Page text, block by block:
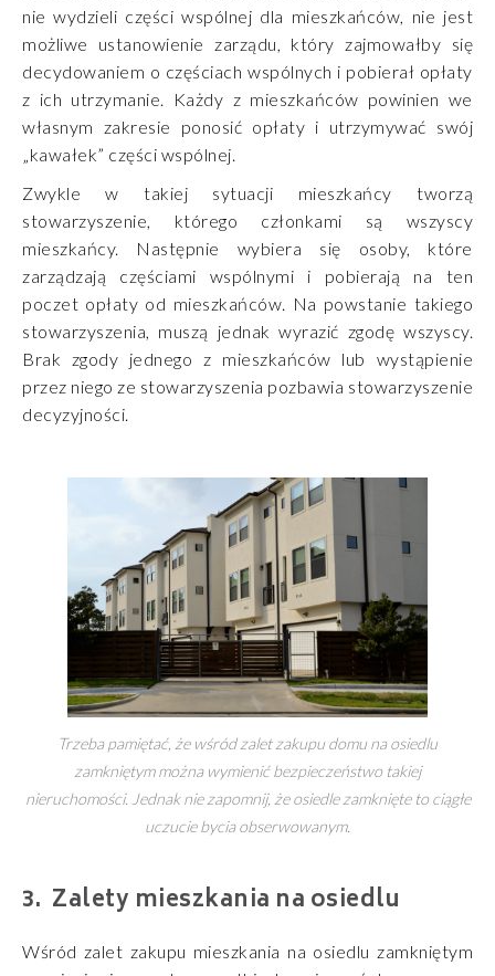
nie wydzieli części wspólnej dla mieszkańców, nie jest
możliwe ustanowienie zarządu, który zajmowałby się
decydowaniem o częściach wspólnych i pobierał opłaty
z ich utrzymanie. Każdy z mieszkańców powinien we
własnym zakresie ponosić opłaty i utrzymywać swój
„kawałek” części wspólnej.
Zwykle w takiej sytuacji mieszkańcy tworzą
stowarzyszenie, którego członkami są wszyscy
mieszkańcy. Następnie wybiera się osoby, które
zarządzają częściami wspólnymi i pobierają na ten
poczet opłaty od mieszkańców. Na powstanie takiego
stowarzyszenia, muszą jednak wyrazić zgodę wszyscy.
Brak zgody jednego z mieszkańców lub wystąpienie
przez niego ze stowarzyszenia pozbawia stowarzyszenie
decyzyjności.
Trzeba pamiętać, że wśród zalet zakupu domu na osiedlu
zamkniętym można wymienić bezpieczeństwo takiej
nieruchomości. Jednak nie zapomnij, że osiedle zamknięte to ciągłe
uczucie bycia obserwowanym.
Zalety mieszkania na osiedlu
Wśród zalet zakupu mieszkania na osiedlu zamkniętym